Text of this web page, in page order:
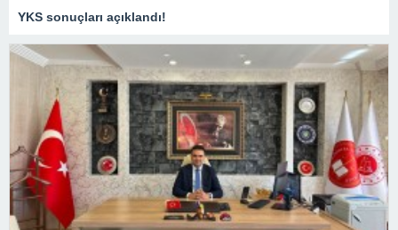
YKS sonuçları açıklandı!